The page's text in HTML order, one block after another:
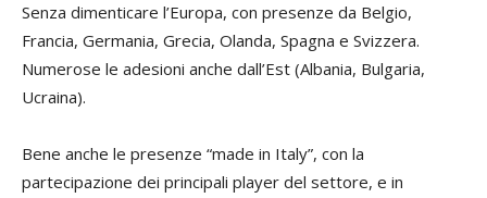
Senza dimenticare l’Europa, con presenze da Belgio,
Francia, Germania, Grecia, Olanda, Spagna e Svizzera.
Numerose le adesioni anche dall’Est (Albania, Bulgaria,
Ucraina).
Bene anche le presenze “made in Italy”, con la
partecipazione dei principali player del settore, e in